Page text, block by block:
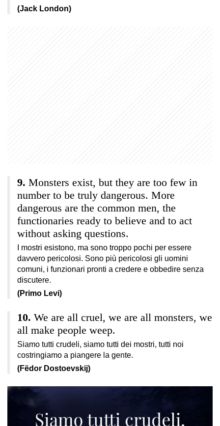
(Jack London)
Monsters exist, but they are too few in
number to be truly dangerous. More
dangerous are the common men, the
functionaries ready to believe and to act
without asking questions.
I mostri esistono, ma sono troppo pochi per essere
davvero pericolosi. Sono più pericolosi gli uomini
comuni, i funzionari pronti a credere e obbedire senza
discutere.
(Primo Levi)
We are all cruel, we are all monsters, we
all make people weep.
Siamo tutti crudeli, siamo tutti dei mostri, tutti noi
costringiamo a piangere la gente.
(Fëdor Dostoevskij)